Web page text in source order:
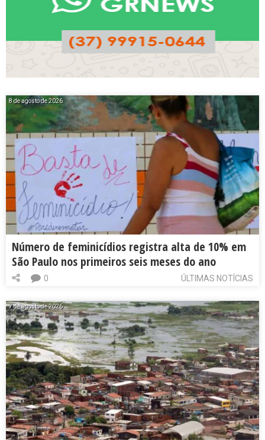
8 de agosto de 2026
Número de feminicídios registra alta de 10% em
São Paulo nos primeiros seis meses do ano
ÚLTIMAS NOTÍCIAS
0
7 de agosto de 2026